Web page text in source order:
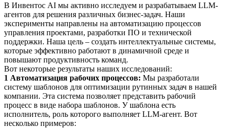
В Инвентос AI мы активно исследуем и разрабатываем LLM-
агентов для решения различных бизнес-задач. Наши
эксперименты направлены на автоматизацию процессов
управления проектами, разработки ПО и технической
поддержки. Наша цель – создать интеллектуальные системы,
которые эффективно работают в динамичной среде и
повышают продуктивность команд.
Вот некоторые результаты наших исследований:
1 Автоматизация рабочих процессов: Мы разработали
систему шаблонов для оптимизации рутинных задач в нашей
компании. Эта система позволяет представить рабочий
процесс в виде набора шаблонов. У шаблона есть
исполнитель, роль которого выполняет LLM-агент. Вот
несколько примеров: